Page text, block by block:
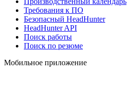
Требования к ПО
Безопасный HeadHunter
HeadHunter API
Поиск работы
Поиск по резюме
Мобильное приложение